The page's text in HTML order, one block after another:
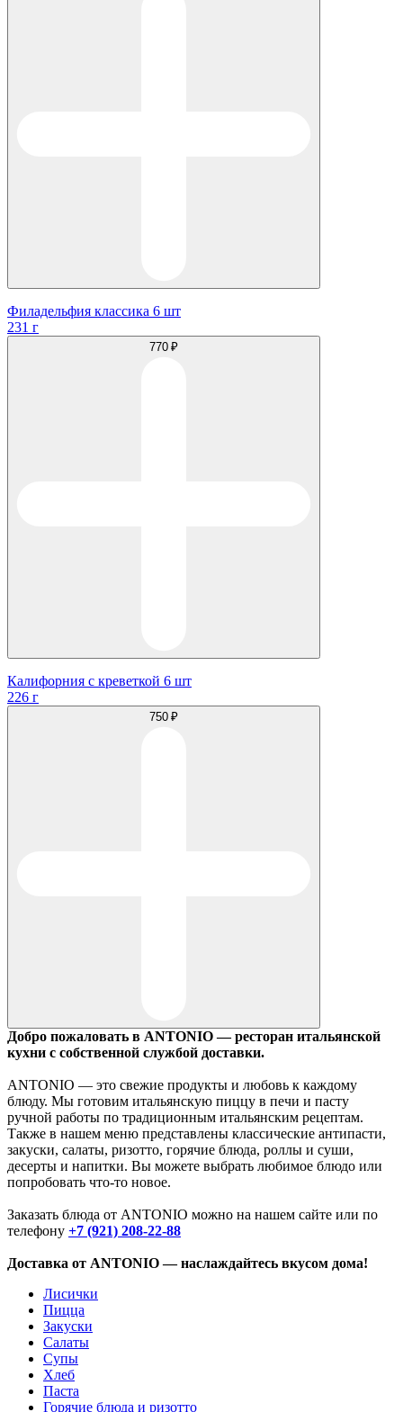
Филадельфия классика 6 шт
231 г
770 ₽
Калифорния с креветкой 6 шт
226 г
750 ₽
Добро пожаловать в ANTONIO — ресторан итальянской
кухни с собственной службой доставки.
ANTONIO — это свежие продукты и любовь к каждому
блюду. Мы готовим итальянскую пиццу в печи и пасту
ручной работы по традиционным итальянским рецептам.
Также в нашем меню представлены классические антипасти,
закуски, салаты, ризотто, горячие блюда, роллы и суши,
десерты и напитки. Вы можете выбрать любимое блюдо или
попробовать что-то новое.
Заказать блюда от ANTONIO можно на нашем сайте или по
телефону +7 (921) 208-22-88
Доставка от ANTONIO — наслаждайтесь вкусом дома!
Лисички
Пицца
Закуски
Салаты
Супы
Хлеб
Паста
Горячие блюда и ризотто